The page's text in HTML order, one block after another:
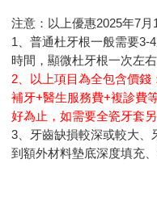
注意：以上優惠2025年7
1、普通杜牙根一般需要3-
時間，顯微杜牙根一次左右
2、以上項目為全包含價
補牙+醫生服務費+複診費
好為止，如需要全瓷牙套
3、牙齒缺損較深或較大、
到額外材料墊底深度填充